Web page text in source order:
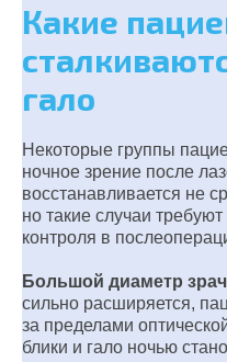
Какие
гало
Некоторые группы
ночное зрение после
восстанавливается не
но такие случаи
контроля в
Большой диаметр
сильно расширяется,
за пределами
блики и гало ночью